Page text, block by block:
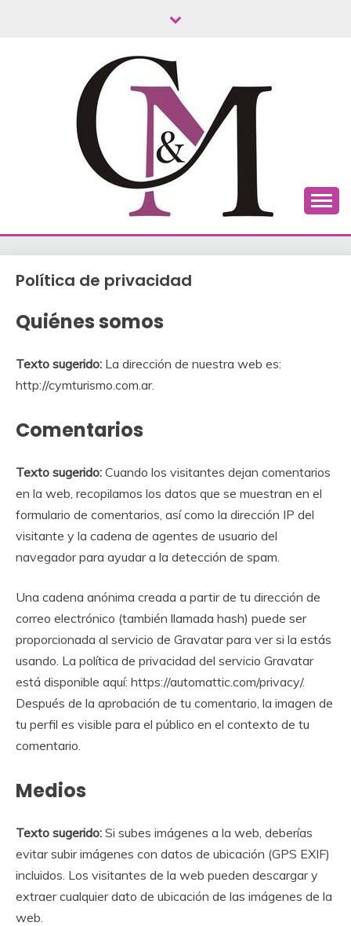
C&M TURISMO
Política de privacidad
Quiénes somos
Texto sugerido: La dirección de nuestra web es:
http://cymturismo.com.ar.
Comentarios
Texto sugerido: Cuando los visitantes dejan comentarios
en la web, recopilamos los datos que se muestran en el
formulario de comentarios, así como la dirección IP del
visitante y la cadena de agentes de usuario del
navegador para ayudar a la detección de spam.
Una cadena anónima creada a partir de tu dirección de
correo electrónico (también llamada hash) puede ser
proporcionada al servicio de Gravatar para ver si la estás
usando. La política de privacidad del servicio Gravatar
está disponible aquí: https://automattic.com/privacy/.
Después de la aprobación de tu comentario, la imagen de
tu perfil es visible para el público en el contexto de tu
comentario.
Medios
Texto sugerido: Si subes imágenes a la web, deberías
evitar subir imágenes con datos de ubicación (GPS EXIF)
incluidos. Los visitantes de la web pueden descargar y
extraer cualquier dato de ubicación de las imágenes de la
web.